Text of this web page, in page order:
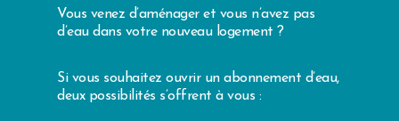
Vous venez d’aménager et vous n’avez pas
d’eau dans votre nouveau logement ?
Si vous souhaitez ouvrir un abonnement d’eau,
deux possibilités s’offrent à vous :